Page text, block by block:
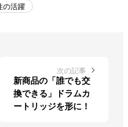
の活躍
次の記事
新商品の「誰でも交
換できる」ドラムカ
ートリッジを形に！